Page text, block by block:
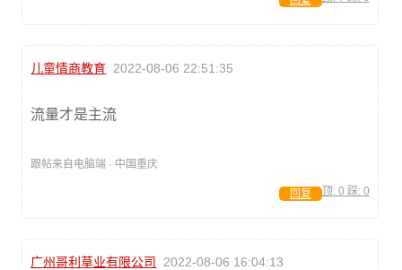
儿童情商教育 2022-08-06 22:51:35
流量才是主流
跟帖来自电脑端 · 中国重庆
顶: 0 踩: 0
回复
广州哥利草业有限公司 2022-08-06 16:04:13